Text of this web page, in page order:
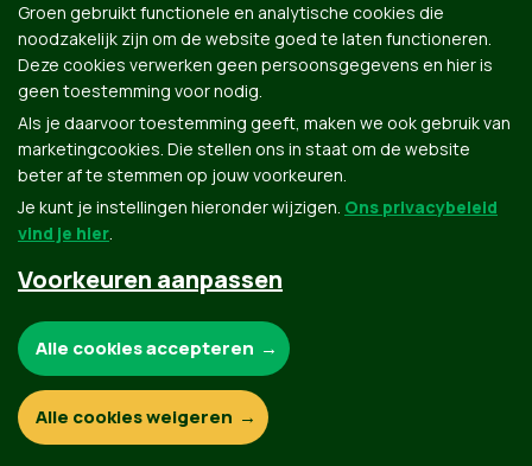
Groen.be
© Copyright Groen 2026 | Gemaakt met NationBuilder
Contact Privacybeleid
Groen gebruikt functionele en analytische cookies die
noodzakelijk zijn om de website goed te laten functioneren.
Deze cookies verwerken geen persoonsgegevens en hier is
geen toestemming voor nodig.
Als je daarvoor toestemming geeft, maken we ook gebruik van
marketingcookies. Die stellen ons in staat om de website
beter af te stemmen op jouw voorkeuren.
Je kunt je instellingen hieronder wijzigen. Ons privacybeleid
vind je hier.
Voorkeuren aanpassen
Functionele en analytische cookies:
Alle cookies accepteren
Alle cookies weigeren